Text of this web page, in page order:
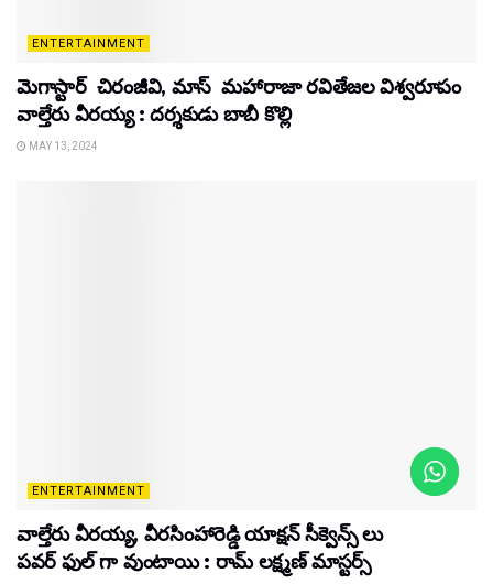
ENTERTAINMENT
మెగాస్టార్ చిరంజీవి, మాస్ మహారాజా రవితేజల విశ్వరూపం
వాల్తేరు వీరయ్య : దర్శకుడు బాబీ కొల్లి
MAY 13, 2024
ENTERTAINMENT
వాల్తేరు వీరయ్య, వీరసింహారెడ్డి యాక్షన్ సీక్వెన్స్ లు
పవర్ ఫుల్ గా వుంటాయి : రామ్ లక్ష్మణ్ మాస్టర్స్